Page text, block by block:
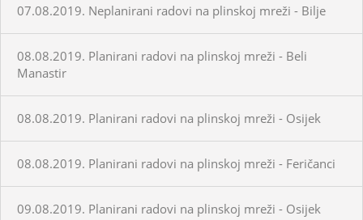
07.08.2019. Neplanirani radovi na plinskoj mreži - Bilje
08.08.2019. Planirani radovi na plinskoj mreži - Beli
Manastir
08.08.2019. Planirani radovi na plinskoj mreži - Osijek
08.08.2019. Planirani radovi na plinskoj mreži - Feričanci
09.08.2019. Planirani radovi na plinskoj mreži - Osijek